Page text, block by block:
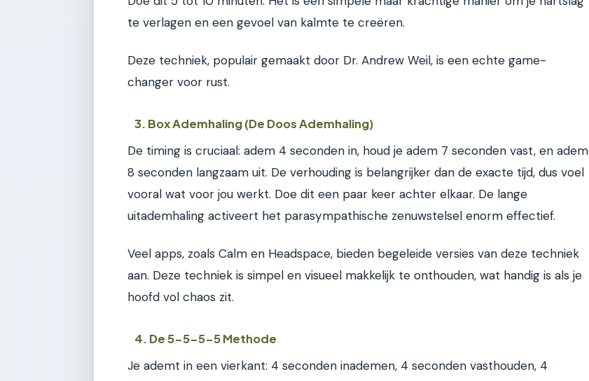
te verlagen en een gevoel van kalmte te creëren.
Deze techniek, populair gemaakt door Dr. Andrew Weil, is een echte game-
changer voor rust.
3. Box Ademhaling (De Doos Ademhaling)
De timing is cruciaal: adem 4 seconden in, houd je adem 7 seconden vast, en adem
8 seconden langzaam uit. De verhouding is belangrijker dan de exacte tijd, dus voel
vooral wat voor jou werkt. Doe dit een paar keer achter elkaar. De lange
uitademhaling activeert het parasympathische zenuwstelsel enorm effectief.
Veel apps, zoals Calm en Headspace, bieden begeleide versies van deze techniek
aan. Deze techniek is simpel en visueel makkelijk te onthouden, wat handig is als je
hoofd vol chaos zit.
4. De 5-5-5-5 Methode
Je ademt in een vierkant: 4 seconden inademen, 4 seconden vasthouden, 4